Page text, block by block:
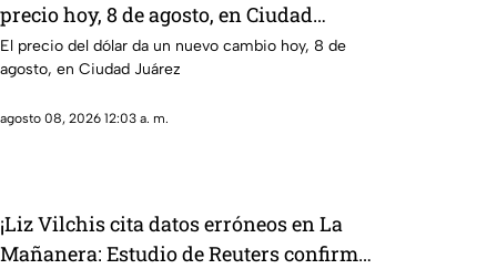
precio hoy, 8 de agosto, en Ciudad
Juárez
El precio del dólar da un nuevo cambio hoy, 8 de
agosto, en Ciudad Juárez
agosto 08, 2026 12:03 a. m.
¡Liz Vilchis cita datos erróneos en La
Mañanera: Estudio de Reuters confirma